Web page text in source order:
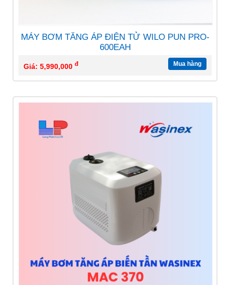
MÁY BƠM TĂNG ÁP ĐIỆN TỬ WILO PUN PRO-
600EAH
Giá: 5,990,000 đ Mua hàng